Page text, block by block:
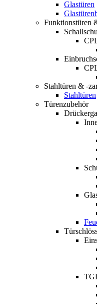
Glastüren
Funktionstüren
Stahltüren & -
Stahltüren
Türenzubehör